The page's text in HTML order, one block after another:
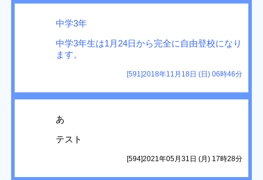
中学3年
中学3年生は1月24日から完全に自由登校になり
ます。
[591]2018年11月18日 (日) 06時46分
あ
テスト
[594]2021年05月31日 (月) 17時28分